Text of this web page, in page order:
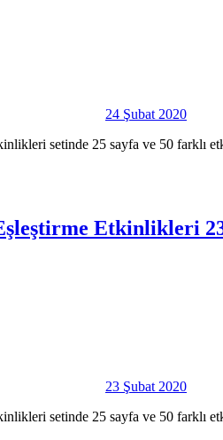
24 Şubat 2020
setinde 25 sayfa ve 50 farklı
Etkinlikleri
23 Şubat 2020
setinde 25 sayfa ve 50 farklı